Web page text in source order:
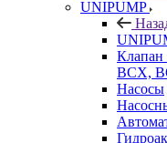
UNIPUMP
Клапан
BCX,
Насосы